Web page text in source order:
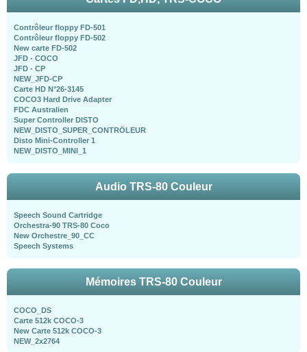
Contrôleur floppy FD-501
Contrôleur floppy FD-502
New carte FD-502
JFD - COCO
JFD - CP
NEW_JFD-CP
Carte HD N°26-3145
COCO3 Hard Drive Adapter
FDC Australien
Super Controller DISTO
NEW_DISTO_SUPER_CONTRÖLEUR
Disto Mini-Controller 1
NEW_DISTO_MINI_1
Audio TRS-80 Couleur
Speech Sound Cartridge
Orchestra-90 TRS-80 Coco
New Orchestre_90_CC
Speech Systems
Mémoires TRS-80 Couleur
COCO_DS
Carte 512k COCO-3
New Carte 512k COCO-3
NEW_2x2764